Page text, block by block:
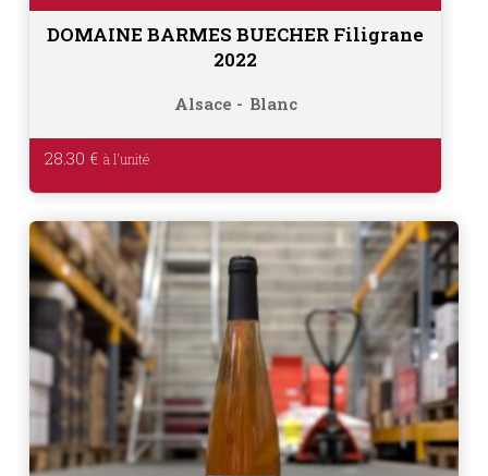
DOMAINE BARMES BUECHER Filigrane
2022
Alsace Blanc
28.30 €